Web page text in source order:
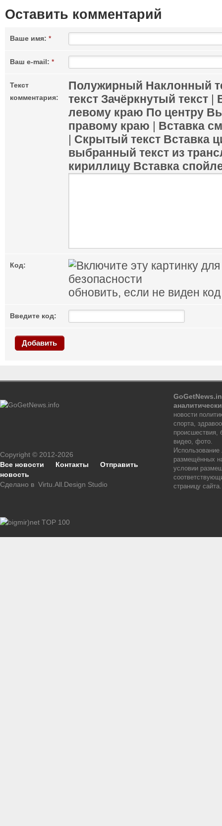
Оставить комментарий
Ваше имя: *
Ваш e-mail: *
Текст
комментария:
Полужирный Наклонный
текст Зачёркнутый текст |
левому краю По центру
правому краю | Вставка
| Скрытый текст Вставка
выбранный текст из
кириллицу Вставка
Код:
обновить, если не виден код
Введите код:
Добавить
Copyright © 2012-2026
Все новости
Контакты
Отправить
новость
Сделано в Virtu.All.Design Studio
новости
спорта,
происшествия,
видео, фото.
размещённых
условии
страницу сайта.